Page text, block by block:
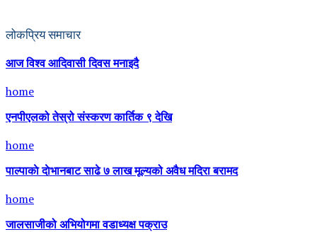
लोकप्रिय समाचार
आज विश्व आदिवासी दिवस मनाइदै
home
एनपीएलको तेस्रो संस्करण कार्तिक ९ देखि
home
पाल्पाकाे दाेभानबाट साढे ७ लाख मूल्यको अवैध मदिरा बरामद
home
जालसाजीको अभियोगमा वडाध्यक्ष पक्राउ